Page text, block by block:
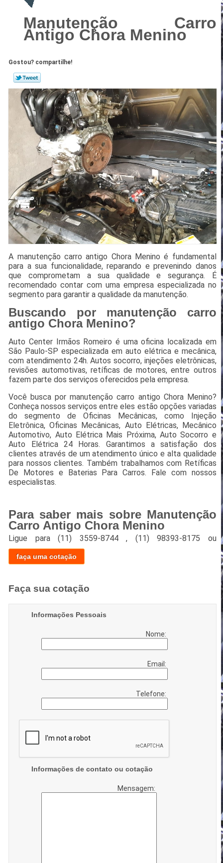
Manutenção Carro
Antigo Chora Menino
Gostou? compartilhe!
A manutenção carro antigo Chora Menino é fundamental
para a sua funcionalidade, reparando e prevenindo danos
que comprometam a sua qualidade e segurança. É
recomendado contar com uma empresa especializada no
segmento para garantir a qualidade da manutenção.
Buscando por manutenção carro
antigo Chora Menino?
Auto Center Irmãos Romeiro é uma oficina localizada em
São Paulo-SP especializada em auto elétrica e mecânica,
com atendimento 24h. Autos socorro, injeções eletrônicas,
revisões automotivas, retíficas de motores, entre outros
fazem parte dos serviços oferecidos pela empresa.
Você busca por manutenção carro antigo Chora Menino?
Conheça nossos serviços entre eles estão opções variadas
do segmento de Oficinas Mecânicas, como Injeção
Eletrônica, Oficinas Mecânicas, Auto Elétricas, Mecânico
Automotivo, Auto Elétrica Mais Próxima, Auto Socorro e
Auto Elétrica 24 Horas. Garantimos a satisfação dos
clientes através de um atendimento único e alta qualidade
para nossos clientes. Também trabalhamos com Retíficas
De Motores e Baterias Para Carros. Fale com nossos
especialistas.
Para saber mais sobre Manutenção
Carro Antigo Chora Menino
Ligue para(11) 3559-8744 , (11) 98393-8175 ou
faça uma cotação
Faça sua cotação
Informações Pessoais
Nome:
Email:
Telefone:
Informações de contato ou cotação
Mensagem: